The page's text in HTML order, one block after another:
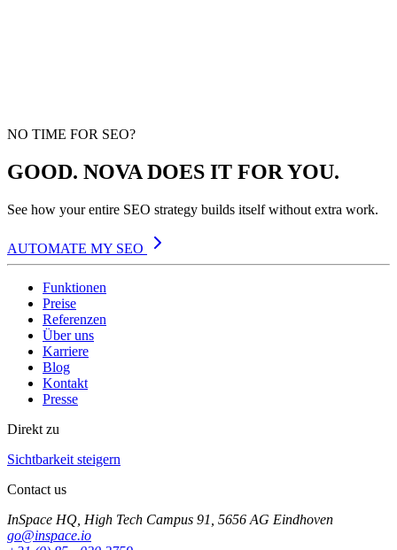
NO TIME FOR SEO?
GOOD. NOVA DOES IT FOR YOU.
See how your entire SEO strategy builds itself without extra work.
AUTOMATE MY SEO
Funktionen
Preise
Referenzen
Über uns
Karriere
Blog
Kontakt
Presse
Direkt zu
Sichtbarkeit steigern
Contact us
InSpace HQ, High Tech Campus 91, 5656 AG Eindhoven
go@inspace.io